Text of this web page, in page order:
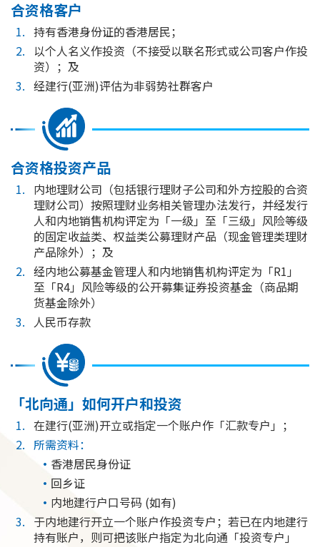
合资格客户
持有香港身份证的香港居民；
以个人名义作投资（不接受以联名形式或公司客户作投
资）；及
经建行(亚洲)评估为非弱势社群客户
合资格投资产品
内地理财公司（包括银行理财子公司和外方控股的合资
理财公司）按照理财业务相关管理办法发行，并经发行
人和内地销售机构评定为「一级」至「三级」风险等级
的固定收益类、权益类公募理财产品（现金管理类理财
产品除外）；及
经内地公募基金管理人和内地销售机构评定为「R1」
至「R4」风险等级的公开募集证券投资基金（商品期
货基金除外）
人民币存款
「北向通」如何开户和投资
在建行(亚洲)开立或指定一个账户作「汇款专户」；
所需资料：
香港居民身份证
回乡证
内地建行户口号码 (如有)
于内地建行开立一个账户作投资专户；若已在内地建行
持有账户，则可把该账户指定为北向通「投资专户」